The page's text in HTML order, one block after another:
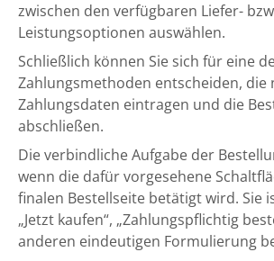
zwischen den verfügbaren Liefer-
Leistungsoptionen auswählen.
Schließlich können Sie sich für eine
Zahlungsmethoden entscheiden, die
Zahlungsdaten eintragen und die
abschließen.
Die verbindliche Aufgabe der
wenn die dafür vorgesehene
finalen Bestellseite betätigt wird. Sie
„Jetzt kaufen“, „Zahlungspflichtig
anderen eindeutigen Formulierung